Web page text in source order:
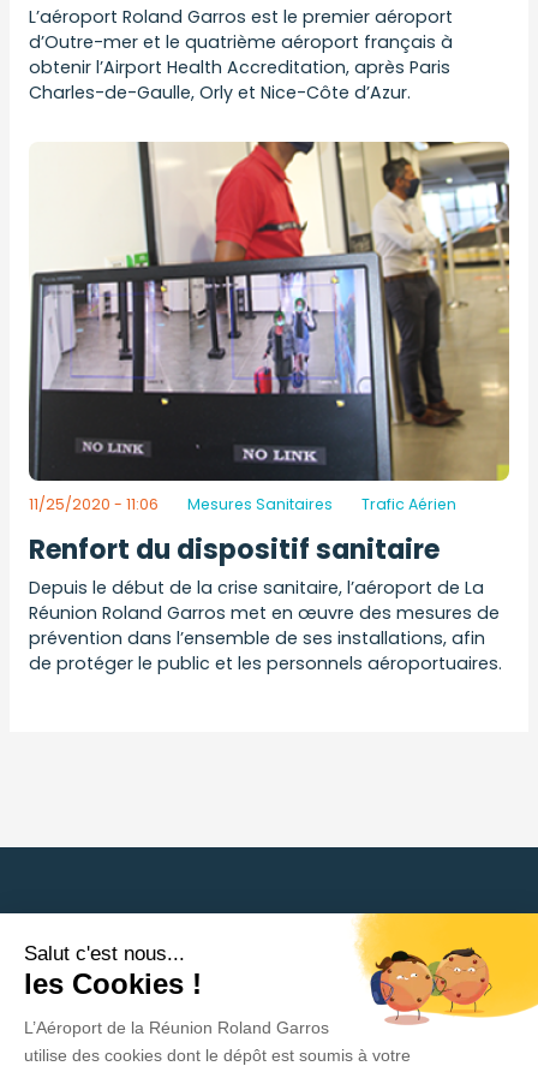
Salut c'est nous...
les Cookies !
L’Aéroport de la Réunion Roland Garros
utilise des cookies dont le dépôt est soumis à votre
L’aéroport Roland Garros est le premier aéroport
d’Outre-mer et le quatrième aéroport français à
obtenir l’Airport Health Accreditation, après Paris
Charles-de-Gaulle, Orly et Nice-Côte d’Azur.
11/25/2020 - 11:06 Mesures Sanitaires Trafic Aérien
Renfort du dispositif sanitaire
Depuis le début de la crise sanitaire, l’aéroport de La
Réunion Roland Garros met en œuvre des mesures de
prévention dans l’ensemble de ses installations, afin
de protéger le public et les personnels aéroportuaires.
Need help?
Privacy Policy